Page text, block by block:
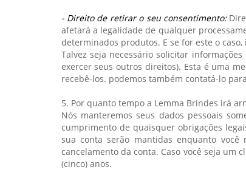
- Direito de retirar o seu consentimento:
afetará a legalidade de qualquer
determinados produtos. E se for este o
Talvez seja necessário solicitar
exercer seus outros direitos). Esta é uma
recebê-los. podemos também contatá-lo
5. Por quanto tempo a Lemma Brindes irá
Nós manteremos seus dados pessoais
cumprimento de quaisquer obrigações
sua conta serão mantidas enquanto
cancelamento da conta. Caso você seja um
(cinco) anos.